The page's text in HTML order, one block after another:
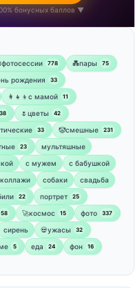
бонусных баллов ▼
778 💑пары 75
рождения 33
👩‍👧‍👦с мамой 11
38 🌷цветы 42
33 🤡смешные 231
23
мультяшные
с мужем
с бабушкой
коллажи собаки
свадьба
22 портрет 25
58 🚀космос 15 фото 337
сирень 💀ужасы 32
5 еда 24 фон 16